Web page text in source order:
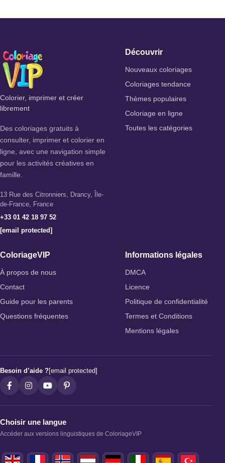
Colorier, imprimer et créer
librement
Des coloriages gratuits à
consulter, imprimer et colorier en
ligne, avec une navigation simple
pour les activités créatives en
famille.
13 Rue des Citronniers, Drancy, Île-
de-France, France
+33 01 42 18 97 52
[email protected]
Découvrir
Nouveaux coloriages
Coloriages tendance
Thèmes populaires
Coloriage en ligne
Toutes les catégories
ColoriageVIP
À propos de nous
Contact
Guide pour les parents
Questions fréquentes
Informations légales
DMCA
Licence
Politique de confidentialité
Termes et Conditions
Mentions légales
Besoin d’aide ?[email protected]
Choisir une langue
Accéder aux versions linguistiques de ColoriageVIP